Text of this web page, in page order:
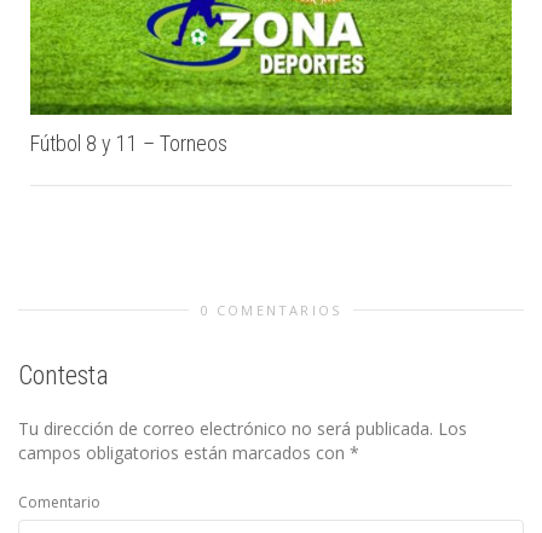
Fútbol 8 y 11 – Torneos
0 COMENTARIOS
Contesta
Tu dirección de correo electrónico no será publicada. Los
campos obligatorios están marcados con *
Comentario